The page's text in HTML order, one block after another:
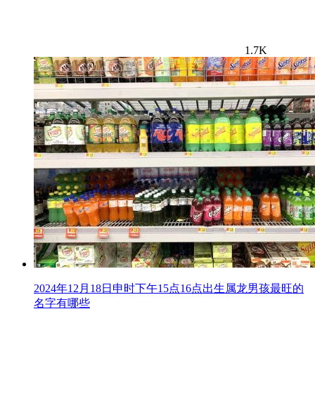
1.7K
2024年12月18日申时下午15点16点出生属龙男孩最旺的
名字有哪些